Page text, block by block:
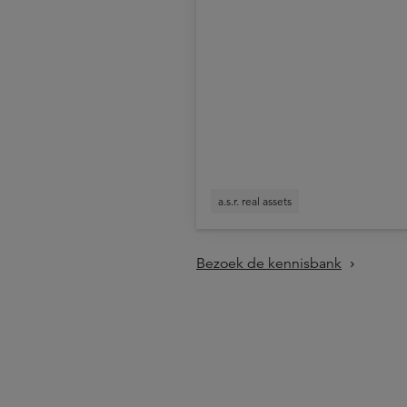
a.s.r. real assets
Bezoek de kennisbank